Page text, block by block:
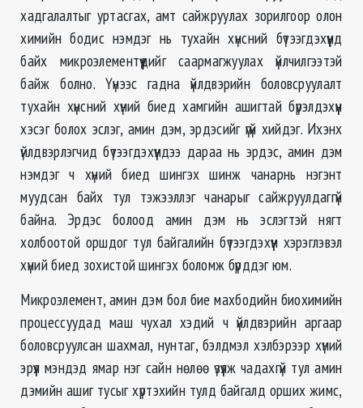
хадгалалтыг уртасгах, амт сайжруулах зорилгоор олон
химийн бодис нэмдэг нь тухайн хүнсний бүтээгдэхүүнд
байх микроэлементүүдийг саармагжуулах үйлчилгээтэй
байж болно. Үүнээс гадна үйлдвэрийн боловсруулалт
тухайн хүнсний хүний биед хамгийн ашигтай бүрэлдэхүүн
хэсэг болох эслэг, амин дэм, эрдэсийг үгүй хийдэг. Ихэнх
үйлдвэрлэгчид бүтээгдэхүүндээ дараа нь эрдэс, амин дэм
нэмдэг ч хүний биед шингэх шинж чанарнь нэгэнт
муудсан байх тул тэжээллэг чанарыг сайжруулдаггүй
байна. Эрдэс болоод амин дэм нь эслэгтэй нягт
холбоотой оршдог тул байгалийн бүтээгдэхүүн хэрэглэвэл
хүний биед зохистой шингэх боломж бүрддэг юм.
Микроэлемент, амин дэм бол бие махбодийн биохимийн
процессуудад маш чухал хэдий ч үйлдвэрийн аргаар
боловсруулсан шахмал, нунтаг, бэлдмэл хэлбэрээр хүний
эрүүл мэндэд ямар нэг сайн нөлөө үзүүлж чадахгүй тул амин
дэмийн ашиг тусыг хүртэхийн тулд байгалд орших жимс,